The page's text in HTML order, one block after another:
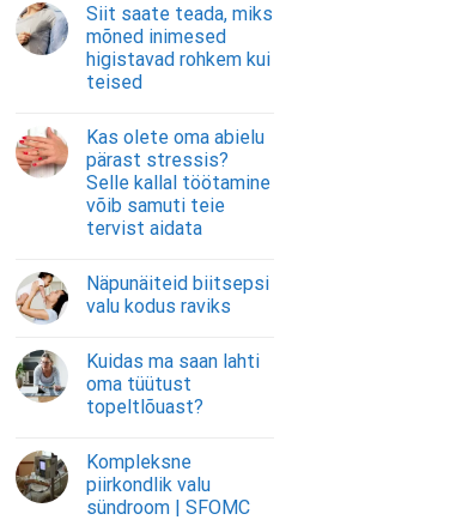
Siit saate teada, miks
mõned inimesed
higistavad rohkem kui
teised
Kas olete oma abielu
pärast stressis?
Selle kallal töötamine
võib samuti teie
tervist aidata
Näpunäiteid biitsepsi
valu kodus raviks
Kuidas ma saan lahti
oma tüütust
topeltlõuast?
Kompleksne
piirkondlik valu
sündroom | SFOMC